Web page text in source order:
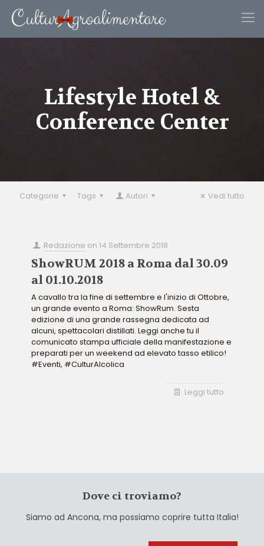
Lifestyle Hotel &
Conference Center
Categorie Tags Autori Vedi tutto
Redazione on14 Settembre 2018
ShowRUM 2018 a Roma dal 30.09
al 01.10.2018
A cavallo tra la fine di settembre e l'inizio di Ottobre,
un grande evento a Roma: ShowRum. Sesta
edizione di una grande rassegna dedicata ad
alcuni, spettacolari distillati. Leggi anche tu il
comunicato stampa ufficiale della manifestazione e
preparati per un weekend ad elevato tasso etilico!
#Eventi, #CulturAlcolica
Leggi tutto
Dove ci troviamo?
Siamo ad Ancona, ma possiamo coprire tutta Italia!